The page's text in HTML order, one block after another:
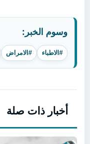
وسوم الخبر:
#الاطباء #الامراض
أخبار ذات صلة